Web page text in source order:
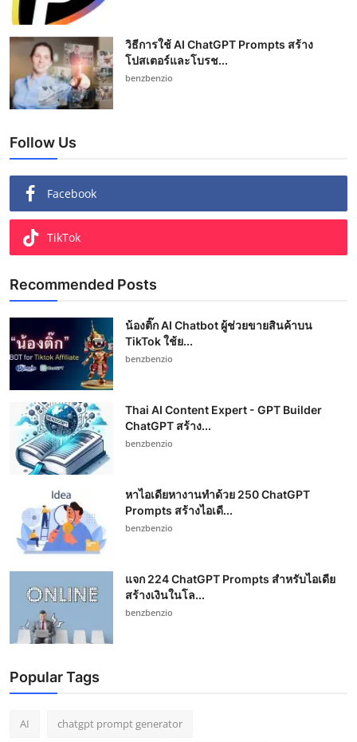
วิธีการใช้ AI ChatGPT Prompts สร้าง
โปสเตอร์และโบรช...
benzbenzio
Follow Us
Facebook
TikTok
Recommended Posts
น้องติ๊ก AI Chatbot ผู้ช่วยขายสินค้าบน
TikTok ใช้ย...
benzbenzio
Thai AI Content Expert - GPT Builder
ChatGPT สร้าง...
benzbenzio
หาไอเดียหางานทำด้วย 250 ChatGPT
Prompts สร้างไอเดี...
benzbenzio
แจก 224 ChatGPT Prompts สำหรับไอเดีย
สร้างเงินในโล...
benzbenzio
Popular Tags
AI chatgpt prompt generator